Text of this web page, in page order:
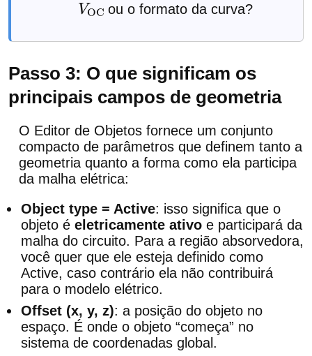
VO ou o formato da curva?
Passo 3: O que significam os
principais campos de geometria
O Editor de Objetos fornece um conjunto
compacto de parâmetros que definem tanto a
geometria quanto a forma como ela participa
da malha elétrica:
Object type = Active: isso significa que o
objeto é eletricamente ativo e participará da
malha do circuito. Para a região absorvedora,
você quer que ele esteja definido como
Active, caso contrário ela não contribuirá
para o modelo elétrico.
Offset (x, y, z): a posição do objeto no
espaço. É onde o objeto “começa” no
sistema de coordenadas global.